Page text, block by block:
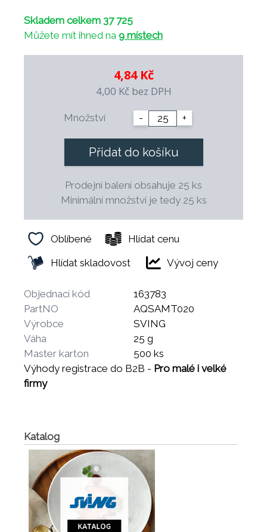
vhodná pro ženy i muže.
Díky univerzálnímu složení se šampon skvěle
hodí pro každodenní použití v hotelích,
penzionech a wellness centrech. Praktická tuba
o objemu 20 ml je ideální pro krátkodobé
pobyty a hygienické použití v ubytovacích
zařízeních.
– spolehlivá hotelová kosmetika s
Skladem celkem 37 725
Můžete mít ihned na 9 místech
4,84 Kč
4,00 Kč bez DPH
Množství - +
Přidat do košíku
Prodejní balení obsahuje 25 ks
Minimální množství je tedy 25 ks
Oblíbené
Hlídat cenu
Hlídat skladovost
Vývoj ceny
Objednací kód
163783
PartNO
AQSAMT020
Výrobce
SVING
Váha
25 g
Master karton
500 ks
Výhody registrace do B2B - Pro malé i velké
firmy
Katalog